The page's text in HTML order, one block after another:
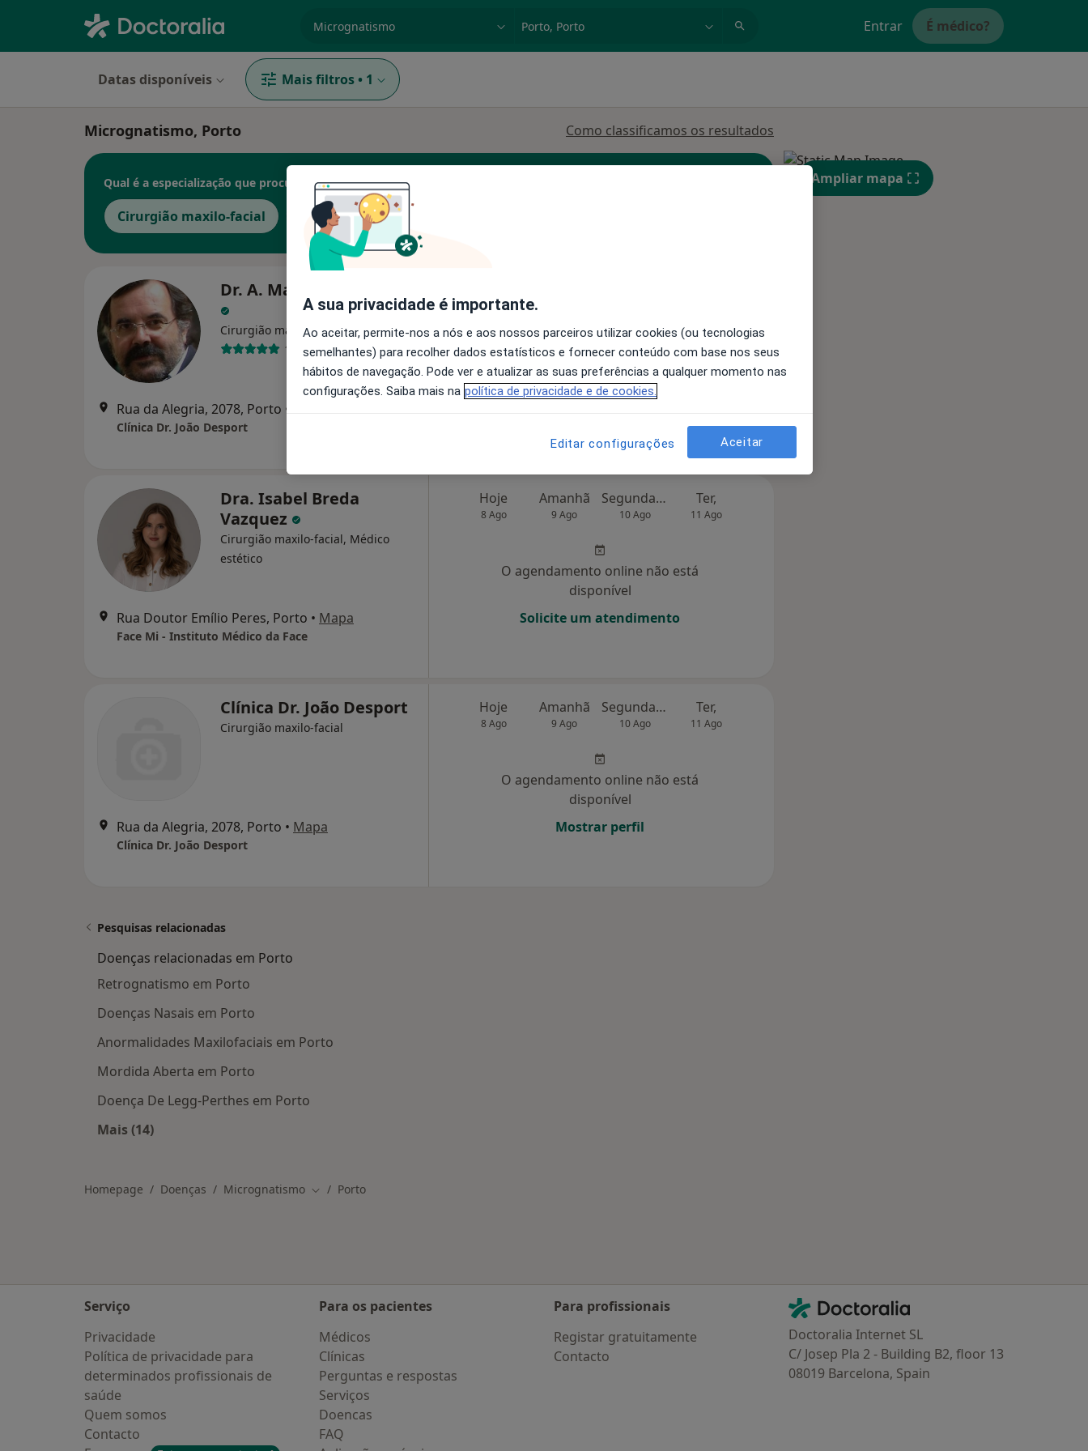
Entrar É médico?
Datas disponíveis Mais filtros • 1
Micrognatismo, Porto Como classificamos os resultados
Qual é a especialização que procura?
Cirurgião maxilo-facial Médico estético
Dr. A. Matos da Fonseca
Cirurgião maxilo-facial
14 opiniões
Rua da Alegria, 2078, Porto •
Clínica Dr. João Desport
8 Ago
O agendamento online não está
disponível
Dra. Isabel Breda
Vazquez
Cirurgião maxilo-facial, Médico
estético
Rua Doutor Emílio Peres, Porto • Mapa
Face Mi - Instituto Médico da Face
Hoje
8 Ago
Amanhã
9 Ago
Segunda-feira
10 Ago
Ter,
11 Ago
O agendamento online não está
disponível
Solicite um atendimento
Clínica Dr. João Desport
Cirurgião maxilo-facial
Rua da Alegria, 2078, Porto • Mapa
Clínica Dr. João Desport
Hoje
8 Ago
Amanhã
9 Ago
Segunda-feira
10 Ago
Ter,
11 Ago
O agendamento online não está
disponível
Mostrar perfil
Ampliar mapa
Pesquisas relacionadas
Doenças relacionadas em Porto
Retrognatismo em Porto
Doenças Nasais em Porto
Anormalidades Maxilofaciais em Porto
Mordida Aberta em Porto
Doença De Legg-Perthes em Porto
Mais (14)
Homepage Doenças Micrognatismo Mudar de cidade
Porto
Serviço
Privacidade
Política de privacidade para
determinados profissionais de
saúde
Quem somos
Contacto
Para os pacientes
Médicos
Clínicas
Perguntas e respostas
Serviços
Doencas
FAQ
Para profissionais
Registar gratuitamente
Contacto
Contacto
Doctoralia - Homepage
Doctoralia Internet SL
C/ Josep Pla 2 - Building B2, floor 13
08019 Barcelona, Spain
A sua privacidade é importante.
Ao aceitar, permite-nos a nós e aos nossos parceiros utilizar cookies (ou tecnologias
semelhantes) para recolher dados estatísticos e fornecer conteúdo com base nos seus
hábitos de navegação. Pode ver e atualizar as suas preferências a qualquer momento nas
configurações. Saiba mais na política de privacidade e de cookies.
Editar configurações Aceitar